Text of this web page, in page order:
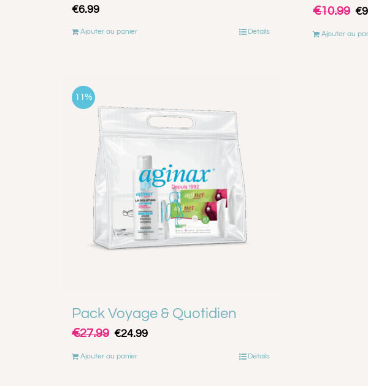
€6.99
Ajouter au panier Détails
€10.99 Le
€
Ajouter au
11%
Pack Voyage & Quotidien
€27.99 Le
initial
€24.99Le
Ajouter au panier Détails